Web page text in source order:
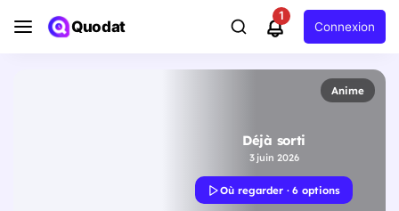
Quodat
1
Connexion
Anime
Déjà sorti
3 juin 2026
Où regarder · 6 options